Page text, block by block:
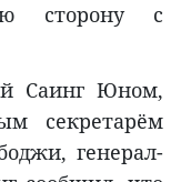
сторону с
Саинг Юном,
секретарём
генерал-